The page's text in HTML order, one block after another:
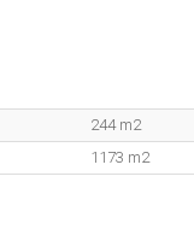
244 m2
1173 m2